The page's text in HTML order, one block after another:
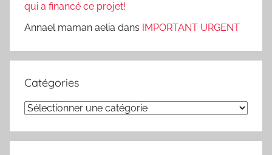
qui a financé ce projet!
Annael maman aelia dans IMPORTANT URGENT
Catégories
Catégories